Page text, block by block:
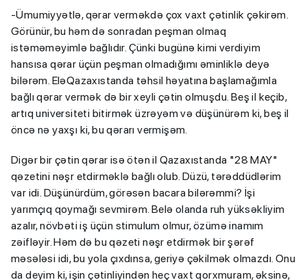
-Ümumiyyətlə, qərar verməkdə çox vaxt çətinlik çəkirəm.
Görünür, bu həm də sonradan peşman olmaq
istəməməyimlə bağlıdır. Çünki bugünə kimi verdiyim
hansısa qərar üçün peşman olmadığımı əminliklə deyə
bilərəm. EləQazaxıstanda təhsil həyatına başlamağımla
bağlı qərar vermək də bir xeyli çətin olmuşdu. Beş il keçib,
artıq universiteti bitirmək üzrəyəm və düşünürəm ki, beş il
öncə nə yaxşı ki, bu qərarı vermişəm.
Digər bir çətin qərar isə ötən il Qazaxıstanda "28 MAY"
qəzetini nəşr etdirməklə bağlı olub. Düzü, tərəddüdlərim
var idi. Düşünürdüm, görəsən bacara bilərəmmi? İşi
yarımçıq qoymağı sevmirəm. Belə olanda ruh yüksəkliyim
azalır, növbəti iş üçün stimulum olmur, özümə inamım
zəifləyir. Həm də bu qəzeti nəşr etdirmək bir şərəf
məsələsi idi, bu yola çıxdınsa, geriyə çəkilmək olmazdı. Onu
da deyim ki, işin çətinliyindən heç vaxt qorxmuram, əksinə,